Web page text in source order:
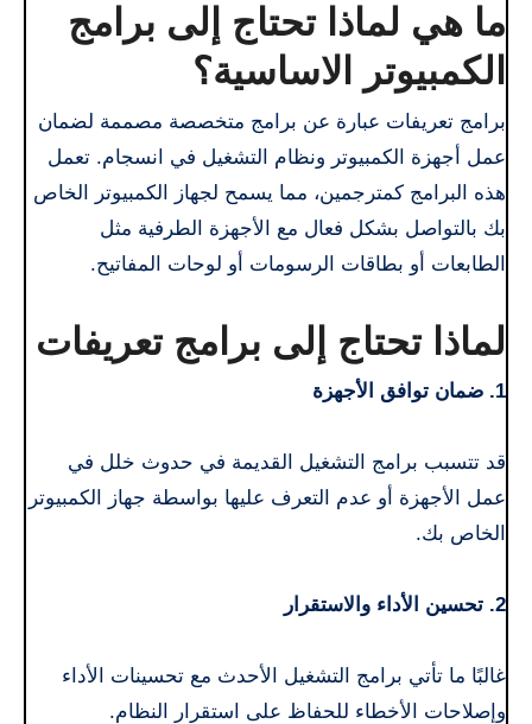
ما هي لماذا تحتاج إلى برامج
الكمبيوتر الاساسية؟
برامج تعريفات عبارة عن برامج متخصصة مصممة لضمان
عمل أجهزة الكمبيوتر ونظام التشغيل في انسجام. تعمل
هذه البرامج كمترجمين، مما يسمح لجهاز الكمبيوتر الخاص
بك بالتواصل بشكل فعال مع الأجهزة الطرفية مثل
الطابعات أو بطاقات الرسومات أو لوحات المفاتيح.
لماذا تحتاج إلى برامج تعريفات
1. ضمان توافق الأجهزة
قد تتسبب برامج التشغيل القديمة في حدوث خلل في
عمل الأجهزة أو عدم التعرف عليها بواسطة جهاز الكمبيوتر
الخاص بك.
2. تحسين الأداء والاستقرار
غالبًا ما تأتي برامج التشغيل الأحدث مع تحسينات الأداء
وإصلاحات الأخطاء للحفاظ على استقرار النظام.